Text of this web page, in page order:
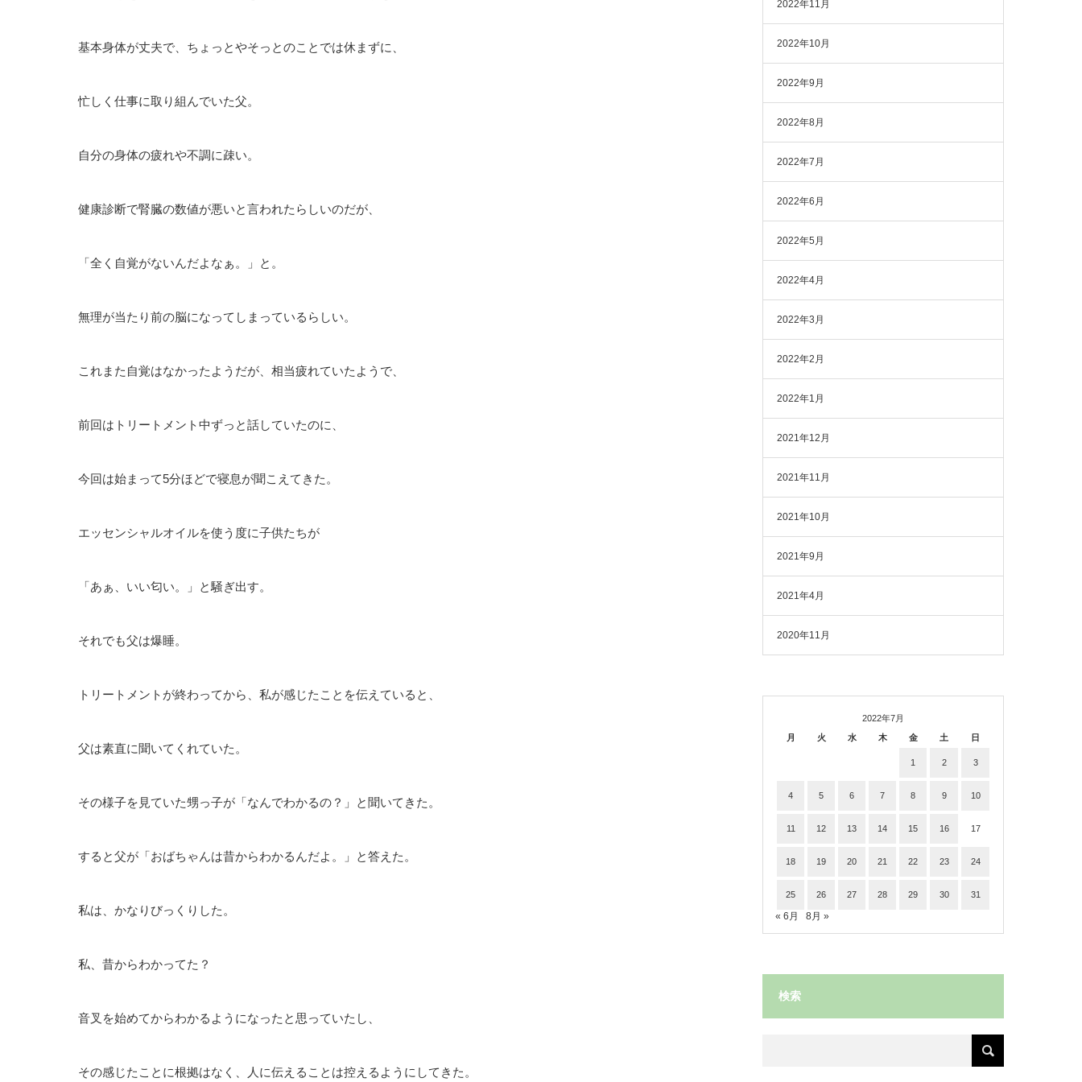
基本身体が丈夫で、ちょっとやそっとのことでは休まずに、
忙しく仕事に取り組んでいた父。
自分の身体の疲れや不調に疎い。
健康診断で腎臓の数値が悪いと言われたらしいのだが、
「全く自覚がないんだよなぁ。」と。
無理が当たり前の脳になってしまっているらしい。
これまた自覚はなかったようだが、相当疲れていたようで、
前回はトリートメント中ずっと話していたのに、
今回は始まって5分ほどで寝息が聞こえてきた。
エッセンシャルオイルを使う度に子供たちが
「あぁ、いい匂い。」と騒ぎ出す。
それでも父は爆睡。
トリートメントが終わってから、私が感じたことを伝えていると、
父は素直に聞いてくれていた。
その様子を見ていた甥っ子が「なんでわかるの？」と聞いてきた。
すると父が「おばちゃんは昔からわかるんだよ。」と答えた。
私は、かなりびっくりした。
私、昔からわかってた？
音叉を始めてからわかるようになったと思っていたし、
その感じたことに根拠はなく、人に伝えることは控えるようにしてきた。
2022年11月
2022年10月
2022年9月
2022年8月
2022年7月
2022年6月
2022年5月
2022年4月
2022年3月
2022年2月
2022年1月
2021年12月
2021年11月
2021年10月
2021年9月
2021年4月
2020年11月
2022年7月
月
火 水 木 金 土 日
1 2 3
4 5 6 7 8 9 10
11 12 13 14 15 16 17
18 19 20 21 22 23 24
25 26 27 28 29 30 31
« 6月 8月 »
検索